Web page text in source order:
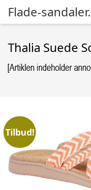
Flade-
Thalia Suede
Tilbud!